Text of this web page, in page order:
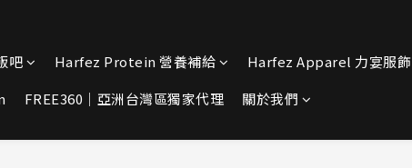
吧 Harfez Protein 營養補給
Harfez Apparel 力宴服飾
FREE360｜亞洲台灣區獨家代理 關於我們